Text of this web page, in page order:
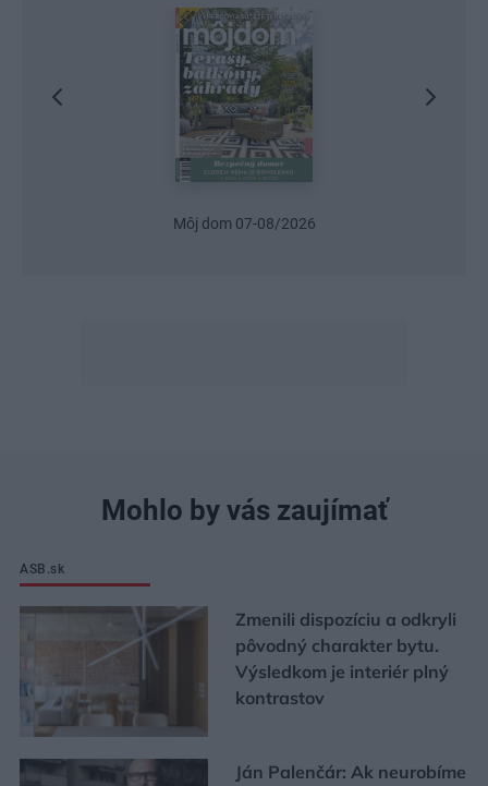
Urob si sám 6/2026
Mohlo by vás zaujímať
ASB.sk
Zmenili dispozíciu a odkryli
pôvodný charakter bytu.
Výsledkom je interiér plný
kontrastov
Ján Palenčár: Ak neurobíme